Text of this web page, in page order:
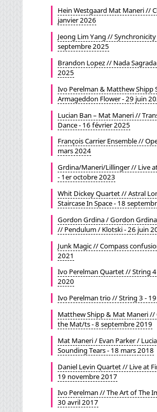
Hein Westgaard Mat Maneri //
janvier 2026
Jeong Lim Yang // Synchronicity
septembre 2025
Brandon Lopez // Nada
2025
Ivo Perelman & Matthew Shipp
Armageddon Flower - 29 juin
Lucian Ban – Mat Maneri //
Dance - 16 février 2025
François Carrier Ensemble //
mars 2024
Grdina/Maneri/Lillinger // Live
- 1er octobre 2023
Whit Dickey Quartet // Astral
Staircase In Space - 18
Gordon Grdina / Gordon
// Pendulum / Klotski - 26 juin
Junk Magic // Compass
2021
Ivo Perelman Quartet // String
2020
Ivo Perelman trio // String 3 -
Matthew Shipp & Mat Maneri //
the Mat/ts - 8 septembre 2019
Mat Maneri / Evan Parker /
Sounding Tears - 18 mars 2018
Daniel Levin Quartet // Live at
19 novembre 2017
Ivo Perelman // The Art of The
30 avril 2017